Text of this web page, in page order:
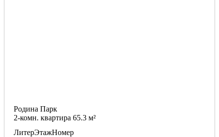
Родина Парк
2-комн. квартира 65.3 м²
ЛитерЭтажНомер